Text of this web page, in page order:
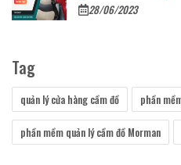
28/06/2023
Tag
quản lý cửa hàng cầm đồ phần
phần mềm quản lý cầm đồ Morman